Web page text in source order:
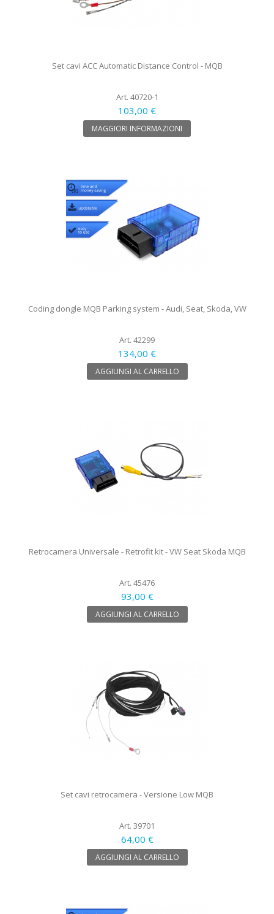
Set cavi ACC Automatic Distance Control - MQB
Art. 40720-1
103,00 €
MAGGIORI INFORMAZIONI
Coding dongle MQB Parking system - Audi, Seat, Skoda, VW
Art. 42299
134,00 €
AGGIUNGI AL CARRELLO
Retrocamera Universale - Retrofit kit - VW Seat Skoda MQB
Art. 45476
93,00 €
AGGIUNGI AL CARRELLO
Set cavi retrocamera - Versione Low MQB
Art. 39701
64,00 €
AGGIUNGI AL CARRELLO